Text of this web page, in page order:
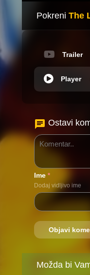
Pokreni The
Trailer
Player
Ostavi
Ime *
Dodaj vidljivo ime
Možda bi